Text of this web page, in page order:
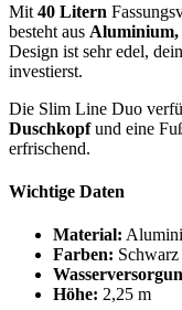
Mit 40 Litern
besteht aus Aluminium,
Design ist sehr edel,
investierst.
Die Slim Line Duo
Duschkopfund eine
erfrischend.
Wichtige Daten
Material:
Farben:
Höhe: 2,25 m